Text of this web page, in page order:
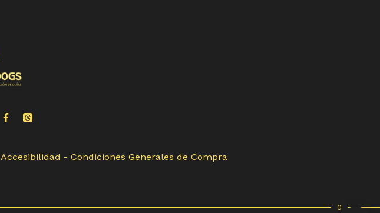
Accesibilidad - Condiciones Generales de Compra
0